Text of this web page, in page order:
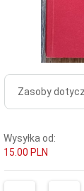
Zasoby
Wysyłka od:
15.00 PLN